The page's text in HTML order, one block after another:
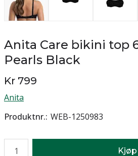
Anita Care bikini top
Pearls Black
Kr 799
Anita
Produktnr. WEB-1250983
Kjøp